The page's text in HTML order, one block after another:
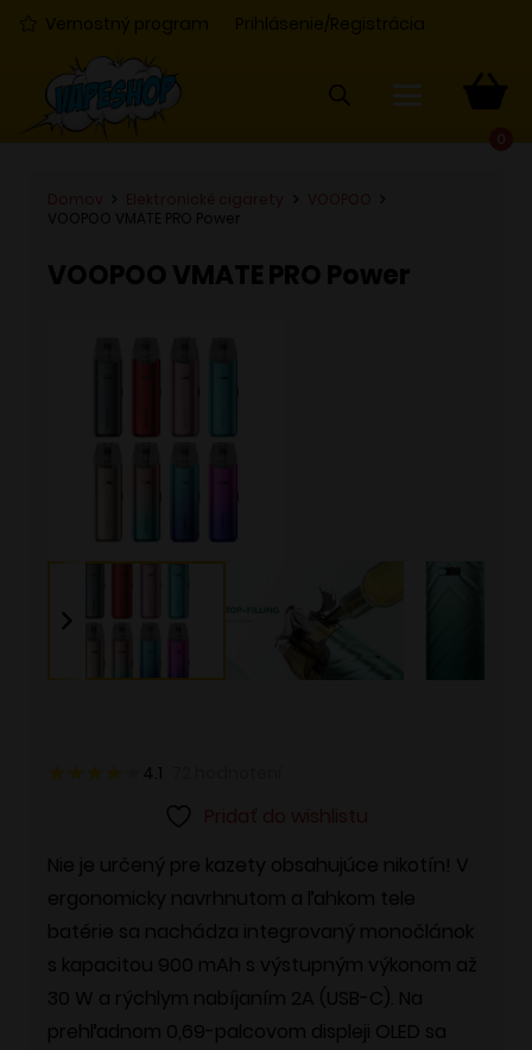
Vernostný program Prihlásenie/Registrácia
VOOPOO VMATE PRO Power
VOOPOO VMATE PRO Power
4.1
Nie je určený pre kazety obsahujúce nikotín! V
ergonomicky navrhnutom a ľahkom tele
batérie sa nachádza integrovaný monočlánok
s kapacitou 900 mAh s výstupným výkonom až
30 W a rýchlym nabíjaním 2A (USB-C). Na
prehľadnom 0,69-palcovom displeji OLED sa